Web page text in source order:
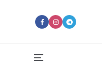
Menu